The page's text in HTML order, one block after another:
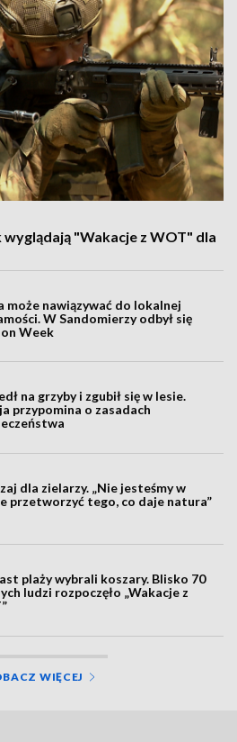
wyglądają "Wakacje z WOT" dla
może nawiązywać do lokalnej
W Sandomierzy odbył się
Week
na grzyby i zgubił się w lesie.
przypomina o zasadach
dla zielarzy. „Nie jesteśmy w
przetworzyć tego, co daje natura”
plaży wybrali koszary. Blisko 70
ludzi rozpoczęło „Wakacje z
WIĘCEJ